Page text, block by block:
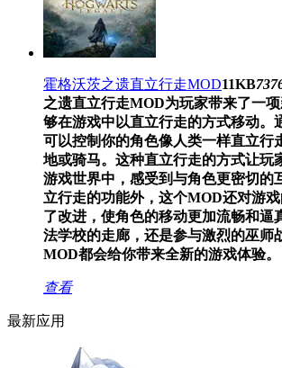
霍格沃茨之遗直立行走MOD11KB
之遗直立行走MOD为玩家带来了一
够在游戏中以直立行走的方式移动。
可以控制你的角色像人类一样直立行
地或骑马。这种直立行走的方式让玩
游戏世界中，感受到与角色更密切的
立行走的功能外，这个MOD还对游
了改进，使角色的移动更加流畅和逼
法学校的走廊，还是参与激烈的巫师
MOD都会给你带来全新的游戏体验。
查看
最新应用